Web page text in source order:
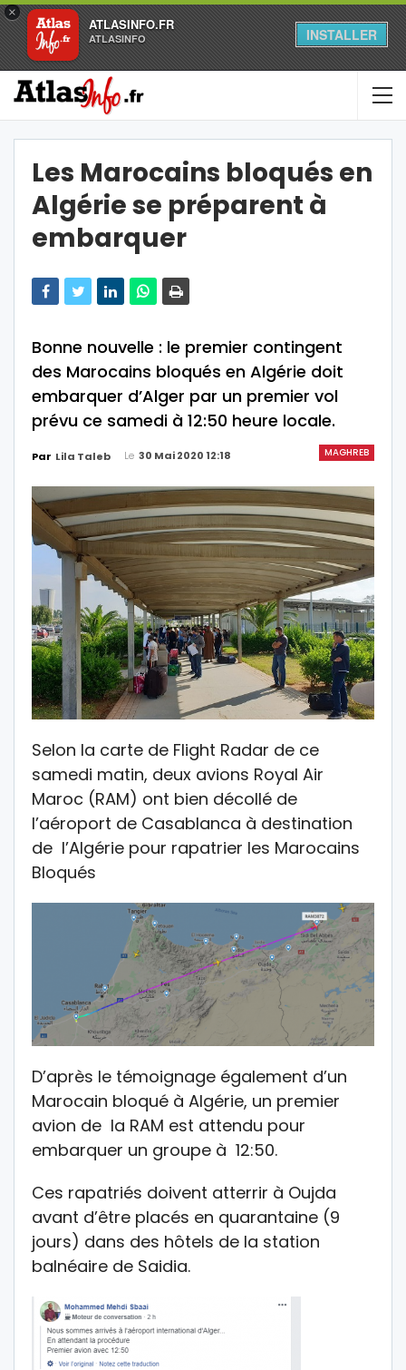
×
ATLASINFO.FR
ATLASINFO INSTALLER
Les Marocains bloqués en
Algérie se préparent à
embarquer
Bonne nouvelle : le premier contingent
des Marocains bloqués en Algérie doit
embarquer d’Alger par un premier vol
prévu ce samedi à 12:50 heure locale.
MAGHREB
Par Lila Taleb Le 30 Mai 2020 12:18
Selon la carte de Flight Radar de ce
samedi matin, deux avions Royal Air
Maroc (RAM) ont bien décollé de
l’aéroport de Casablanca à destination
de l’Algérie pour rapatrier les Marocains
Bloqués
D’après le témoignage également d’un
Marocain bloqué à Algérie, un premier
avion de la RAM est attendu pour
embarquer un groupe à 12:50.
Ces rapatriés doivent atterrir à Oujda
avant d’être placés en quarantaine (9
jours) dans des hôtels de la station
balnéaire de Saidia.